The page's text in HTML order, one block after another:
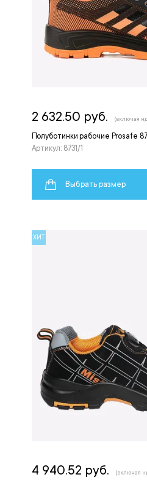
Полуботинки рабочие Prosafe
Артикул: 8731/1
2 632.50 руб. (включая
Выбрать размер
ХИТ
4 940.52 руб. (включая